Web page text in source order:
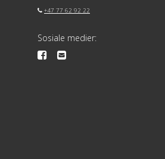
+47 77 62 92 22
Sosiale medier: